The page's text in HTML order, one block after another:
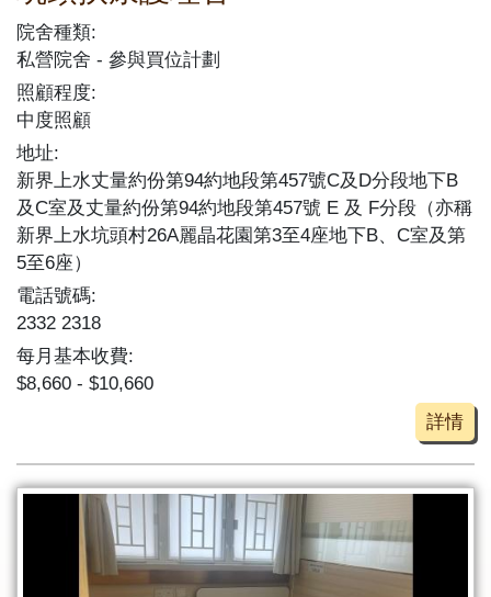
院舍種類:
私營院舍
參與買位計劃
照顧程度:
中度照顧
地址:
新界上水丈量約份第94約地段第457號C及D分段地下B
及C室及丈量約份第94約地段第457號 E 及 F分段（亦稱
新界上水坑頭村26A麗晶花園第3至4座地下B、C室及第
5至6座）
電話號碼:
2332 2318
每月基本收費:
$8,660 - $10,660
詳情